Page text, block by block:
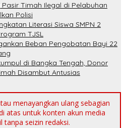
Timah Ilegal di Pelabuhan
Polisi
Literasi Siswa SMPN 2
TJSL
Beban Pengobatan Bayi 22
di Bangka Tengah, Donor
Disambut Antusias
menayangkan ulang sebagian
atas untuk konten akun media
tanpa seizin redaksi.